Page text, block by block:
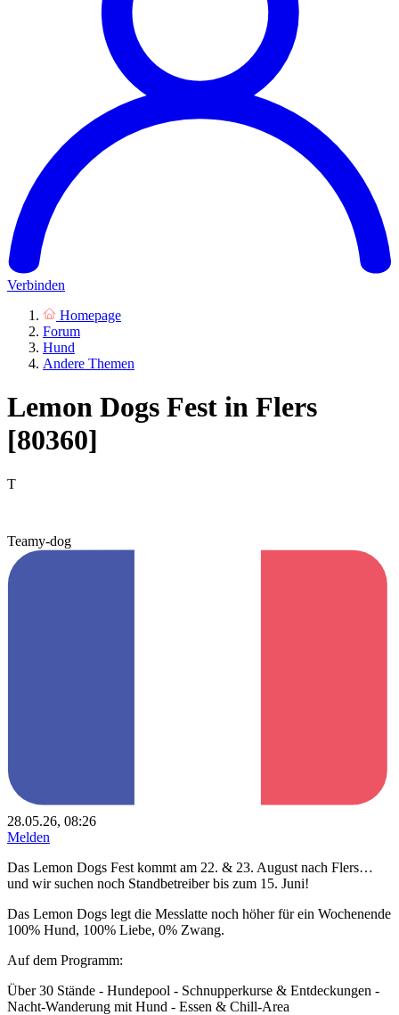
Verbinden
Homepage
Forum
Hund
Andere Themen
Lemon Dogs Fest in Flers
[80360]
T
Teamy-dog
28.05.26, 08:26
Melden
Das Lemon Dogs Fest kommt am 22. & 23. August nach Flers…
und wir suchen noch Standbetreiber bis zum 15. Juni!
Das Lemon Dogs legt die Messlatte noch höher für ein Wochenende
100% Hund, 100% Liebe, 0% Zwang.
Auf dem Programm:
Über 30 Stände - Hundepool - Schnupperkurse & Entdeckungen -
Nacht-Wanderung mit Hund - Essen & Chill-Area